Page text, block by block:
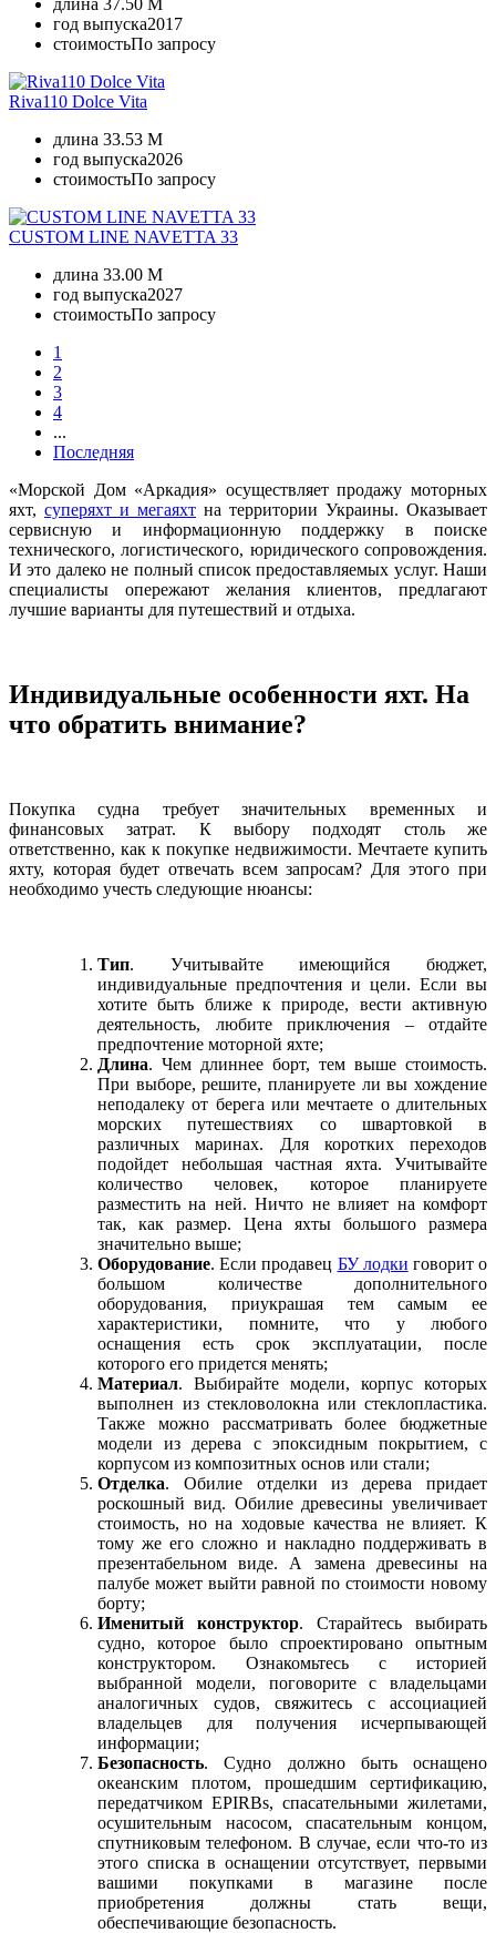
год выпуска2017
стоимостьПо запросу
Riva110 Dolce Vita
длина 33.53 M
год выпуска2026
стоимостьПо запросу
CUSTOM LINE NAVETTA 33
длина 33.00 M
год выпуска2027
стоимостьПо запросу
1
2
3
4
...
Последняя
«Морской Дом «Аркадия» осуществляет продажу моторных
яхт, суперяхт и мегаяхт на территории Украины. Оказывает
сервисную и информационную поддержку в поиске
технического, логистического, юридического сопровождения.
И это далеко не полный список предоставляемых услуг. Наши
специалисты опережают желания клиентов, предлагают
лучшие варианты для путешествий и отдыха.
Индивидуальные особенности яхт. На
что обратить внимание?
Покупка судна требует значительных временных и
финансовых затрат. К выбору подходят столь же
ответственно, как к покупке недвижимости. Мечтаете купить
яхту, которая будет отвечать всем запросам? Для этого при
необходимо учесть следующие нюансы:
Тип. Учитывайте имеющийся бюджет,
индивидуальные предпочтения и цели. Если вы
хотите быть ближе к природе, вести активную
деятельность, любите приключения – отдайте
предпочтение моторной яхте;
Длина. Чем длиннее борт, тем выше стоимость.
При выборе, решите, планируете ли вы хождение
неподалеку от берега или мечтаете о длительных
морских путешествиях со швартовкой в
различных маринах. Для коротких переходов
подойдет небольшая частная яхта. Учитывайте
количество человек, которое планируете
разместить на ней. Ничто не влияет на комфорт
так, как размер. Цена яхты большого размера
значительно выше;
Оборудование. Если продавец БУ лодки говорит о
большом количестве дополнительного
оборудования, приукрашая тем самым ее
характеристики, помните, что у любого
оснащения есть срок эксплуатации, после
которого его придется менять;
Материал. Выбирайте модели, корпус которых
выполнен из стекловолокна или стеклопластика.
Также можно рассматривать более бюджетные
модели из дерева с эпоксидным покрытием, с
корпусом из композитных основ или стали;
Отделка. Обилие отделки из дерева придает
роскошный вид. Обилие древесины увеличивает
стоимость, но на ходовые качества не влияет. К
тому же его сложно и накладно поддерживать в
презентабельном виде. А замена древесины на
палубе может выйти равной по стоимости новому
борту;
Именитый конструктор. Старайтесь выбирать
судно, которое было спроектировано опытным
конструктором. Ознакомьтесь с историей
выбранной модели, поговорите с владельцами
аналогичных судов, свяжитесь с ассоциацией
владельцев для получения исчерпывающей
информации;
Безопасность. Судно должно быть оснащено
океанским плотом, прошедшим сертификацию,
передатчиком EPIRBs, спасательными жилетами,
осушительным насосом, спасательным концом,
спутниковым телефоном. В случае, если что-то из
этого списка в оснащении отсутствует, первыми
вашими покупками в магазине после
приобретения должны стать вещи,
обеспечивающие безопасность.